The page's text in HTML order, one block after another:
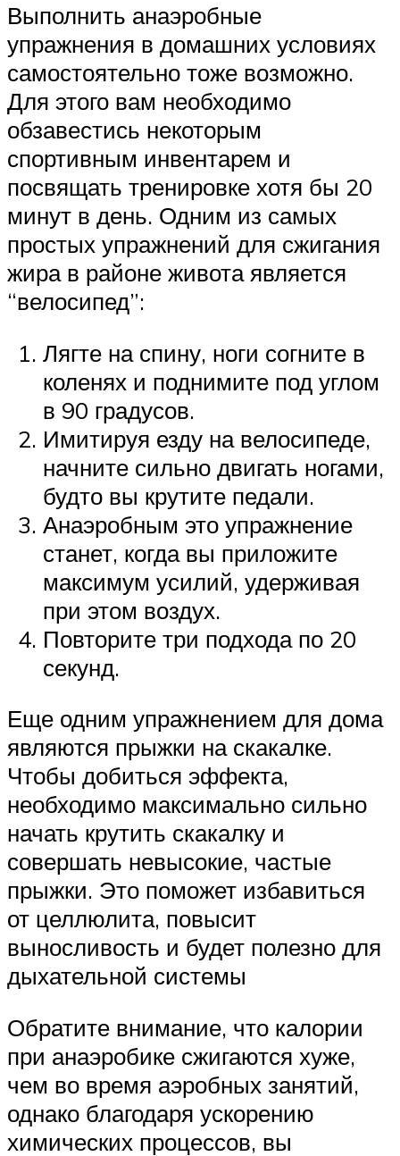
Выполнить анаэробные
упражнения в домашних условиях
самостоятельно тоже возможно.
Для этого вам необходимо
обзавестись некоторым
спортивным инвентарем и
посвящать тренировке хотя бы 20
минут в день. Одним из самых
простых упражнений для сжигания
жира в районе живота является
“велосипед”:
Лягте на спину, ноги согните в
коленях и поднимите под углом
в 90 градусов.
Имитируя езду на велосипеде,
начните сильно двигать ногами,
будто вы крутите педали.
Анаэробным это упражнение
станет, когда вы приложите
максимум усилий, удерживая
при этом воздух.
Повторите три подхода по 20
секунд.
Еще одним упражнением для дома
являются прыжки на скакалке.
Чтобы добиться эффекта,
необходимо максимально сильно
начать крутить скакалку и
совершать невысокие, частые
прыжки. Это поможет избавиться
от целлюлита, повысит
выносливость и будет полезно для
дыхательной системы
Обратите внимание, что калории
при анаэробике сжигаются хуже,
чем во время аэробных занятий,
однако благодаря ускорению
химических процессов, вы